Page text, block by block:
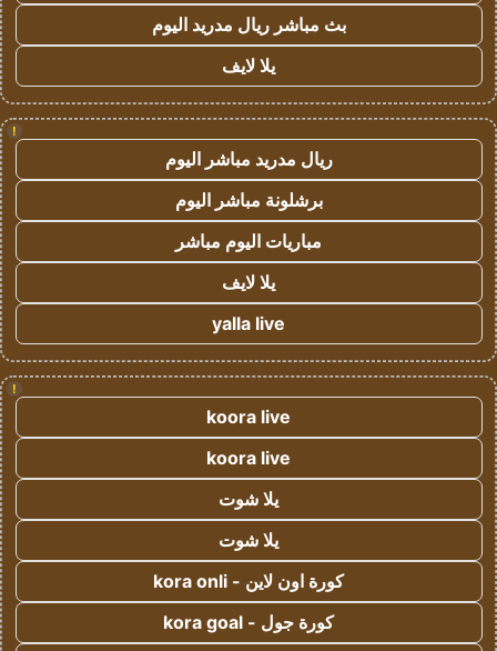
بث مباشر ريال مدريد اليوم
يلا لايف
!
ريال مدريد مباشر اليوم
برشلونة مباشر اليوم
مباريات اليوم مباشر
يلا لايف
yalla live
!
koora live
koora live
يلا شوت
يلا شوت
كورة اون لاين - kora onli
كورة جول - kora goal